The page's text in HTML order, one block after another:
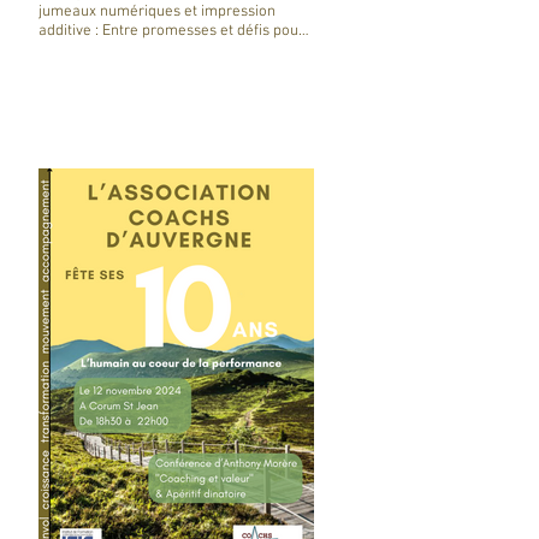
jumeaux numériques et impression
additive : Entre promesses et défis pour